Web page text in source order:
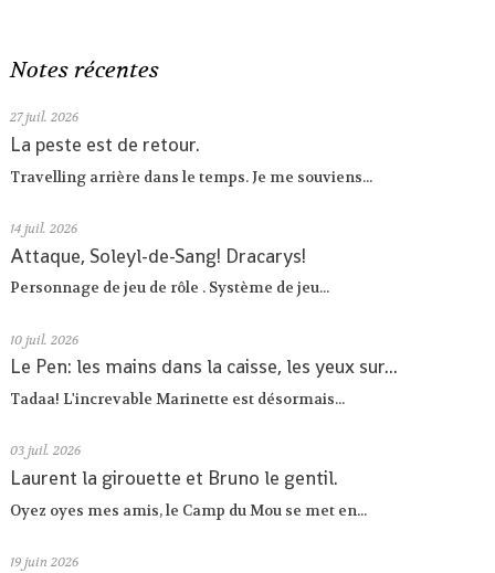
Notes récentes
27 juil. 2026
La peste est de retour.
Travelling arrière dans le temps. Je me souviens...
14 juil. 2026
Attaque, Soleyl-de-Sang! Dracarys!
Personnage de jeu de rôle . Système de jeu...
10 juil. 2026
Le Pen: les mains dans la caisse, les yeux sur...
Tadaa! L'increvable Marinette est désormais...
03 juil. 2026
Laurent la girouette et Bruno le gentil.
Oyez oyes mes amis, le Camp du Mou se met en...
19 juin 2026